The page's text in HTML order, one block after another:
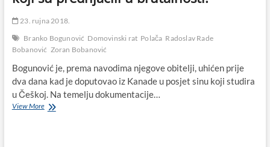
23. rujna 2018.
Branko Bogunović Domovinski rat Polača Radoslav Rade
Bobanović Zoran Bobanović
Bogunović je, prema navodima njegove obitelji, uhićen prije
dva dana kad je doputovao iz Kanade u posjet sinu koji studira
u Češkoj. Na temelju dokumentacije…
View MoreUHIĆEN